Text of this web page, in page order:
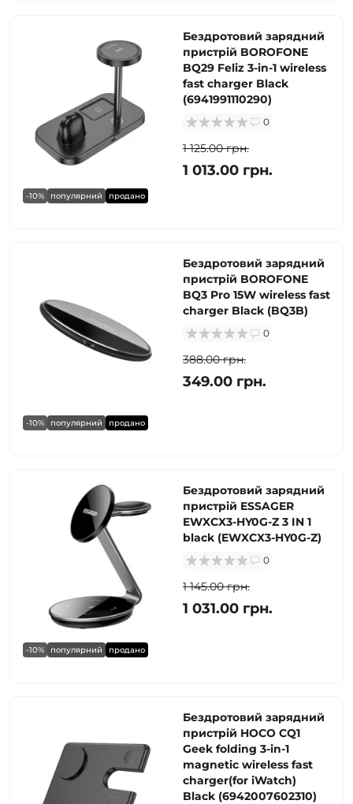
-10% популярний продано
Бездротовий зарядний
пристрій BOROFONE
BQ29 Feliz 3-in-1 wireless
fast charger Black
(6941991110290)
0
1 125.00 грн.
1 013.00 грн.
-10% популярний продано
Бездротовий зарядний
пристрій BOROFONE
BQ3 Pro 15W wireless fast
charger Black (BQ3B)
0
388.00 грн.
349.00 грн.
-10% популярний продано
Бездротовий зарядний
пристрій ESSAGER
EWXCX3-HY0G-Z 3 IN 1
black (EWXCX3-HY0G-Z)
0
1 145.00 грн.
1 031.00 грн.
Бездротовий зарядний
пристрій HOCO CQ1
Geek folding 3-in-1
magnetic wireless fast
charger(for iWatch)
Black (6942007602310)